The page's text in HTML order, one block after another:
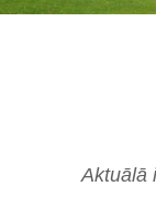
Aktuālā